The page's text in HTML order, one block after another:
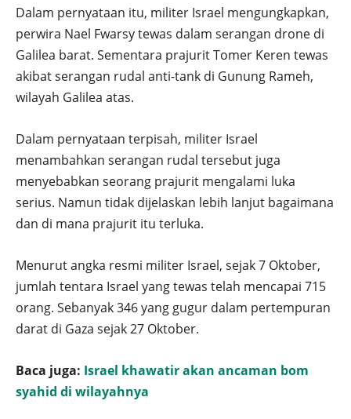
Dalam pernyataan itu, militer Israel mengungkapkan,
perwira Nael Fwarsy tewas dalam serangan drone di
Galilea barat. Sementara prajurit Tomer Keren tewas
akibat serangan rudal anti-tank di Gunung Rameh,
wilayah Galilea atas.
Dalam pernyataan terpisah, militer Israel
menambahkan serangan rudal tersebut juga
menyebabkan seorang prajurit mengalami luka
serius. Namun tidak dijelaskan lebih lanjut bagaimana
dan di mana prajurit itu terluka.
Menurut angka resmi militer Israel, sejak 7 Oktober,
jumlah tentara Israel yang tewas telah mencapai 715
orang. Sebanyak 346 yang gugur dalam pertempuran
darat di Gaza sejak 27 Oktober.
Baca juga: Israel khawatir akan ancaman bom
syahid di wilayahnya